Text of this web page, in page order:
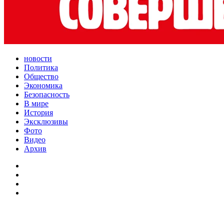
новости
Политика
Общество
Экономика
Безопасность
В мире
История
Эксклюзивы
Фото
Видео
Архив